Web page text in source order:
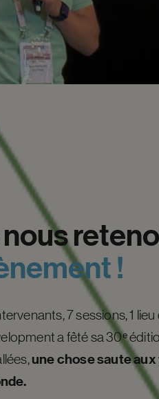
nous
!
7 sessions, 1
a fêté sa 30ᵉ
une chose saute